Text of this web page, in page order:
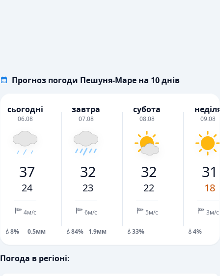
Прогноз погоди Пешуня-Маре на 10 днів
сьогодні
06.08
37
24
4м/с
💧8% 0.5мм
завтра
07.08
32
23
6м/с
💧84% 1.9мм
субота
08.08
32
22
5м/с
💧33%
09.08
31
18
3м/с
💧4%
Погода в регіоні: